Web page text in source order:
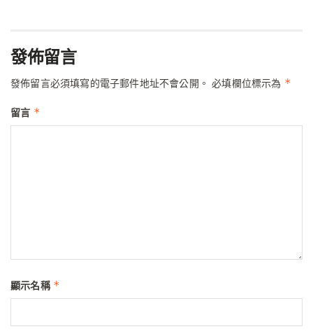
發佈留言
發佈留言必須填寫的電子郵件地址不會公開。 必填欄位標示為 *
留言 *
顯示名稱 *